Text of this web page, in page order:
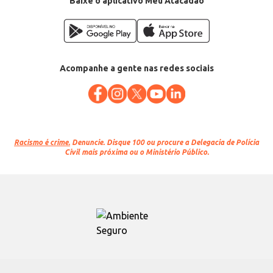
Acompanhe a gente nas redes sociais
Racismo é crime. Denuncie. Disque 100 ou procure a Delegacia de Polícia
Civil mais próxima ou o Ministério Público.